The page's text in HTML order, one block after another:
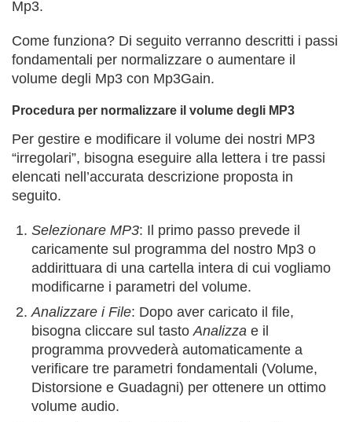
Mp3.
Come funziona? Di seguito verranno descritti i passi
fondamentali per normalizzare o aumentare il
volume degli Mp3 con Mp3Gain.
Procedura per normalizzare il volume degli MP3
Per gestire e modificare il volume dei nostri MP3
“irregolari”, bisogna eseguire alla lettera i tre passi
elencati nell’accurata descrizione proposta in
seguito.
Selezionare MP3: Il primo passo prevede il
caricamente sul programma del nostro Mp3 o
addirittuara di una cartella intera di cui vogliamo
modificarne i parametri del volume.
Analizzare i File: Dopo aver caricato il file,
bisogna cliccare sul tasto Analizza e il
programma provvederà automaticamente a
verificare tre parametri fondamentali (Volume,
Distorsione e Guadagni) per ottenere un ottimo
volume audio.